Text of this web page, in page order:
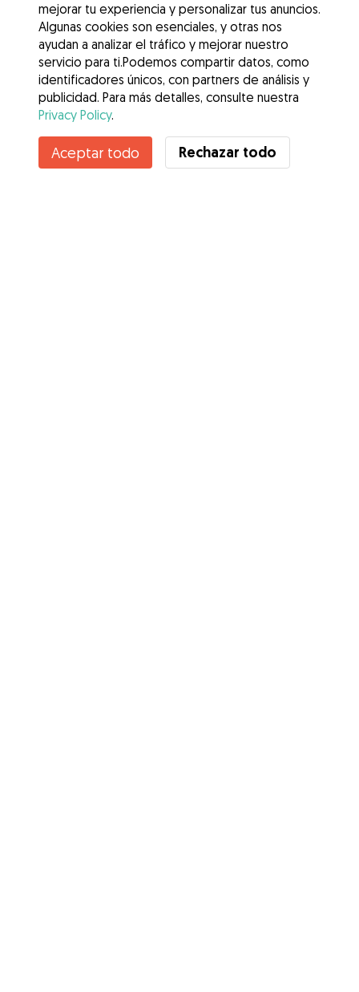
¿Conoces los Beneficios de Gudog? Ver más
mejorar tu experiencia y personalizar tus anuncios.
Algunas cookies son esenciales, y otras nos
ayudan a analizar el tráfico y mejorar nuestro
servicio para ti.Podemos compartir datos, como
identificadores únicos, con partners de análisis y
publicidad. Para más detalles, consulte nuestra
Privacy Policy.
Aceptar todo Rechazar todo